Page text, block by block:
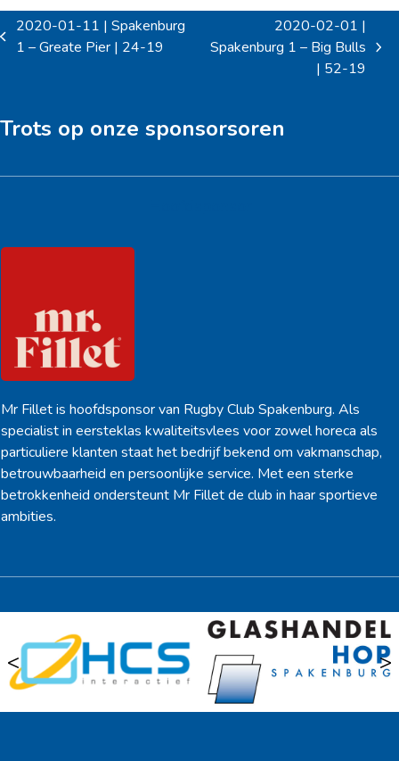
previous
2020-01-11 | Spakenburg
1 – Greate Pier | 24-19
next
2020-02-01 |
Spakenburg 1 – Big Bulls
| 52-19
Trots op onze sponsorsoren
Mr Fillet is hoofdsponsor van Rugby Club Spakenburg. Als
specialist in eersteklas kwaliteitsvlees voor zowel horeca als
particuliere klanten staat het bedrijf bekend om vakmanschap,
betrouwbaarheid en persoonlijke service. Met een sterke
betrokkenheid ondersteunt Mr Fillet de club in haar sportieve
ambities.
< >